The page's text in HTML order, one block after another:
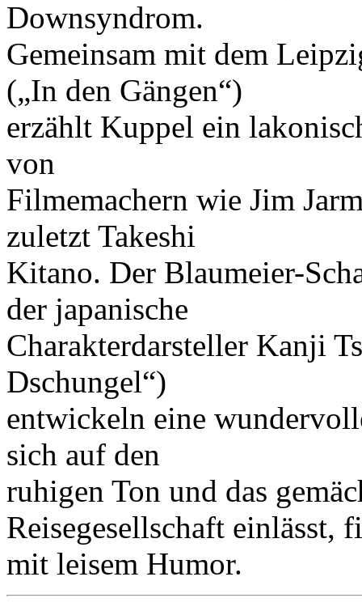
Downsyndrom.
Gemeinsam mit dem
(„In den Gängen“)
erzählt Kuppel ein
von
Filmemachern wie Jim
zuletzt Takeshi
Kitano. Der Blaumeier-
der japanische
Charakterdarsteller Kanji
Dschungel“)
entwickeln eine
sich auf den
ruhigen Ton und das
Reisegesellschaft einlässt,
mit leisem Humor.